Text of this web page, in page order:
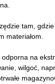
tam,
materiałom.
na
wilgoć,